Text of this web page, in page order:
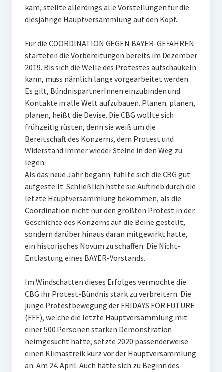
kam, stellte allerdings alle Vorstellungen für die
diesjährige Hauptversammlung auf den Kopf.
Für die COORDINATION GEGEN BAYER-GEFAHREN
starteten die Vorbereitungen bereits im Dezember
2019. Bis sich die Welle des Protestes aufschaukeln
kann, muss nämlich lange vorgearbeitet werden.
Es gilt, BündnispartnerInnen einzubinden und
Kontakte in alle Welt aufzubauen. Planen, planen,
planen, heißt die Devise. Die CBG wollte sich
frühzeitig rüsten, denn sie weiß um die
Bereitschaft des Konzerns, dem Protest und
Widerstand immer wieder Steine in den Weg zu
legen.
Als das neue Jahr begann, fühlte sich die CBG gut
aufgestellt. Schließlich hatte sie Auftrieb durch die
letzte Hauptversammlung bekommen, als die
Coordination nicht nur den größten Protest in der
Geschichte des Konzerns auf die Beine gestellt,
sondern darüber hinaus daran mitgewirkt hatte,
ein historisches Novum zu schaffen: Die Nicht-
Entlastung eines BAYER-Vorstands.
Im Windschatten dieses Erfolges vermochte die
CBG ihr Protest-Bündnis stark zu verbreitern. Die
junge Protestbewegung der FRIDAYS FOR FUTURE
(FFF), welche die letzte Hauptversammlung mit
einer 500 Personen starken Demonstration
heimgesucht hatte, setzte 2020 passenderweise
einen Klimastreik kurz vor der Hauptversammlung
an: Am 24. April. Auch hatte sich zu Beginn des